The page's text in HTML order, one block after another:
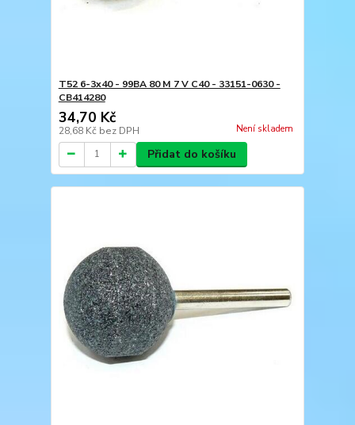
T52 6-3x40 - 99BA 80 M 7 V C40 - 33151-0630 -
CB414280
34,70 Kč
28,68 Kč bez DPH Není skladem
Přidat do košíku